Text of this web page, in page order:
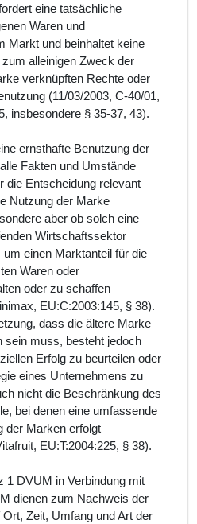
eine tatsächliche
Waren und
Markt und beinhaltet keine
alleinigen Zweck der
verknüpften Rechte oder
(11/03/2003, C‑40/01,
insbesondere § 35-37, 43).
ernsthafte Benutzung der
Fakten und Umstände
die Entscheidung relevant
Nutzung der Marke
aber ob solch eine
Wirtschaftssektor
einen Marktanteil für die
Waren oder
oder zu schaffen
EU:C:2003:145, § 38).
dass die ältere Marke
sein muss, besteht jedoch
Erfolg zu beurteilen oder
eines Unternehmens zu
nicht die Beschränkung des
bei denen eine umfassende
der Marken erfolgt
EU:T:2004:225, § 38).
1 DVUM in Verbindung mit
dienen zum Nachweis der
Zeit, Umfang und Art der